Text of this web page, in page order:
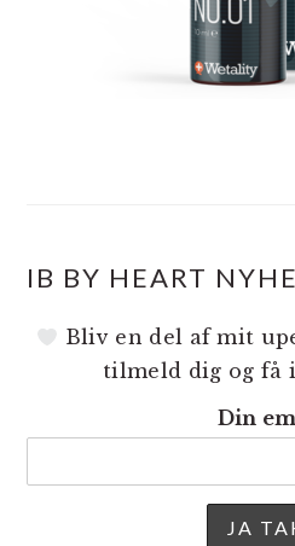
IB BY HEART
Bliv en del af mit
tilmeld dig og få
Din